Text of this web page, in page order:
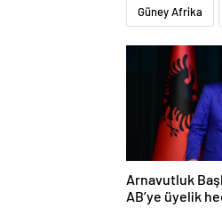
Güney Afrika
Arnavutluk
AB’ye üyelik